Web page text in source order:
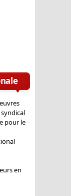
pour le
en